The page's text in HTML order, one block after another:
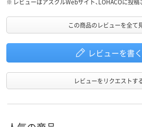
※ レビューはアスクルWebサイト、LOHACOに投稿
この商品のレビューを全て
レビューを書く
レビューをリクエストす